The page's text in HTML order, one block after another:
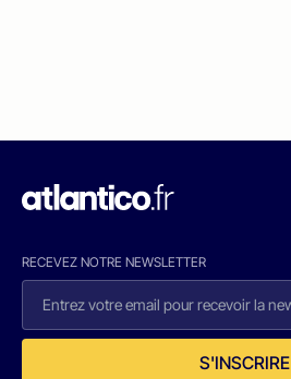
RECEVEZ NOTRE NEWSLETTER
S'INSCRIRE